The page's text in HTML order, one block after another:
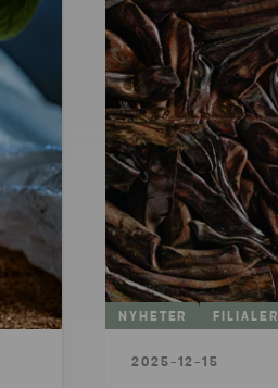
NYHETER FILIALER
2025-12-15